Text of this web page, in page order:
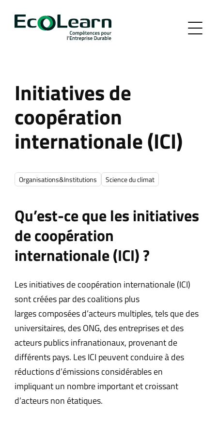
Initiatives de
coopération
internationale (ICI)
Organisations&Institutions Science du climat
Qu’est-ce que les initiatives
de coopération
internationale (ICI) ?
Les initiatives de coopération internationale (ICI)
sont créées par des coalitions plus
larges composées d’acteurs multiples, tels que des
universitaires, des ONG, des entreprises et des
acteurs publics infranationaux, provenant de
différents pays. Les ICI peuvent conduire à des
réductions d’émissions considérables en
impliquant un nombre important et croissant
d’acteurs non étatiques.